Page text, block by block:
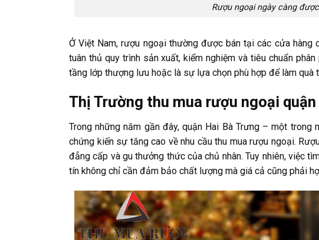
Rượu ngoại ngày càng
Ở Việt Nam, rượu ngoại thường được bán tại các cửa hàng
tuân thủ quy trình sản xuất, kiểm nghiệm và tiêu chuẩn
tầng lớp thượng lưu hoặc là sự lựa chọn phù hợp để làm quà
Thị Trường thu mua rượu ngoại
Trong những năm gần đây, quận Hai Bà Trưng – một
chứng kiến sự tăng cao về nhu cầu thu mua rượu ngoại.
đẳng cấp và gu thưởng thức của chủ nhân. Tuy nhiên, việc
tín không chỉ cần đảm bảo chất lượng mà giá cả cũng phải